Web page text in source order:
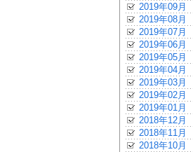
2019年09月
2019年08月
2019年07月
2019年06月
2019年05月
2019年04月
2019年03月
2019年02月
2019年01月
2018年12月
2018年11月
2018年10月